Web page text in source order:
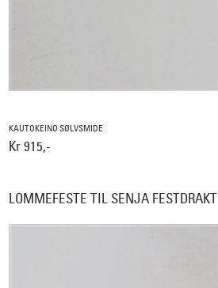
KAUTOKEINO SØLVSMIDE
Kr 915,-
LOMMEFESTE TIL SENJA FESTDRAKT